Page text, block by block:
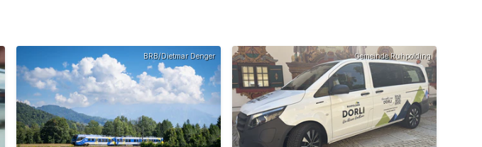
BRB/Dietmar Denger Gemeinde Ruhpolding